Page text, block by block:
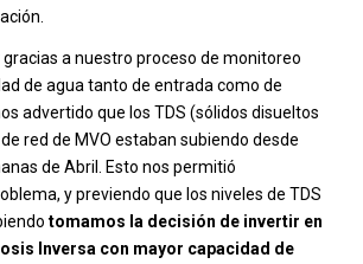
gracias a nuestro proceso de monitoreo
de agua tanto de entrada como de
advertido que los TDS (sólidos disueltos
red de MVO estaban subiendo desde
de Abril. Esto nos permitió
y previendo que los niveles de TDS
tomamos la decisión de invertir en
Inversa con mayor capacidad de